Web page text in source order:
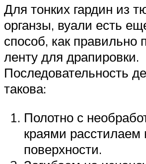
Для тонких гардин из
органзы, вуали есть
способ, как правильно
ленту для драпировки.
Последовательность
такова:
Полотно с
краями расстилаем
поверхности.